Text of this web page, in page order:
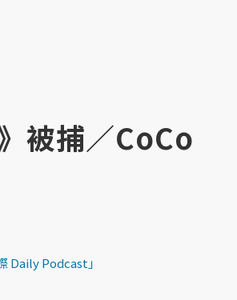
被捕／CoCo
Daily Podcast」